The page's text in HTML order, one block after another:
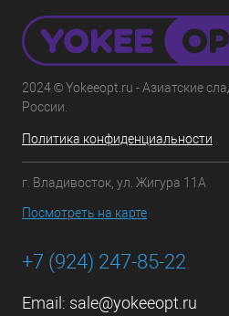
2024 © Yokeeopt.ru - Азиатские
России.
Политика конфиденциальности
г. Владивосток, ул. Жигура 11А
Посмотреть на карте
+7 (924) 247-85-22
Email: sale@yokeeopt.ru